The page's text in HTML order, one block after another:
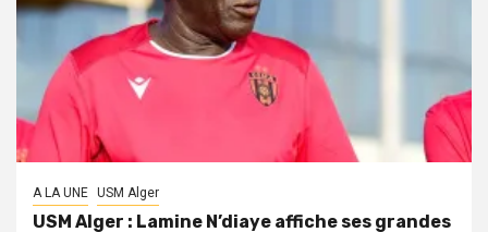
A LA UNE USM Alger
USM Alger : Lamine N’diaye affiche ses grandes